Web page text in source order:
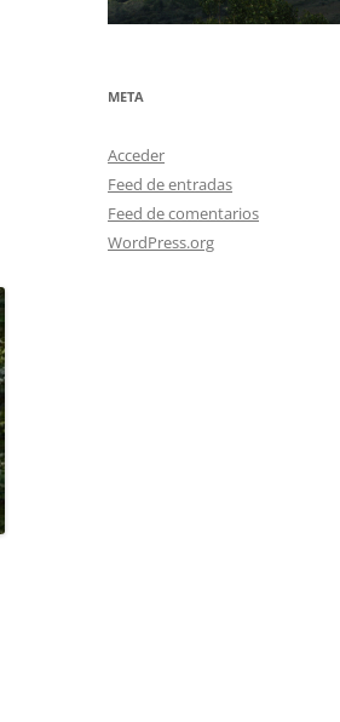
META
Acceder
Feed de entradas
Feed de comentarios
WordPress.org